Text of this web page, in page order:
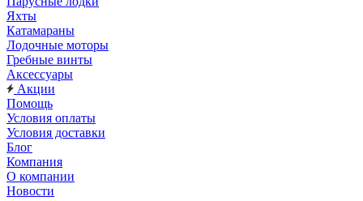
Яхты
Катамараны
Лодочные моторы
Гребные винты
Аксессуары
Акции
Помощь
Условия оплаты
Условия доставки
Блог
Компания
О компании
Новости